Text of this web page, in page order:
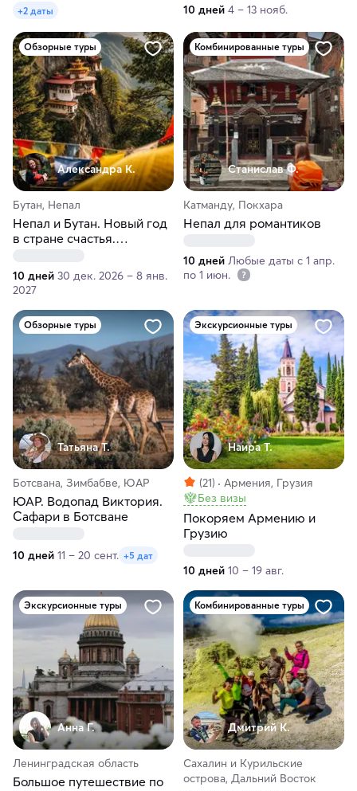
+2 даты 10 дней 4 – 13 нояб.
Обзорные туры
Александра К.
Бутан, Непал
Непал и Бутан. Новый год
в стране счастья.
10 дней 30 дек. 2026 – 8 янв.
2027
Комбинированные туры
Станислав Ф.
Катманду, Покхара
Непал для романтиков
10 дней Любые даты с 1 апр.
по 1 июн.
Обзорные туры
Татьяна Т.
Ботсвана, Зимбабве, ЮАР
ЮАР. Водопад Виктория.
Сафари в Ботсване
10 дней 11 – 20 сент. +5 дат
Экскурсионные туры
Наира Т.
(21)
Армения, Грузия
Без визы
Покоряем Армению и
Грузию
10 дней 10 – 19 авг.
Экскурсионные туры
Анна Г.
Ленинградская область
Большое путешествие по
Комбинированные туры
Дмитрий К.
Сахалин и Курильские
острова, Дальний Восток